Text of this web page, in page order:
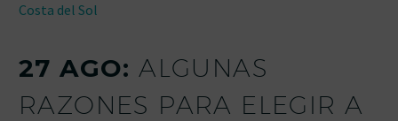
Costa del Sol
27 AGO:ALGUNAS
RAZONES PARA ELEGIR A